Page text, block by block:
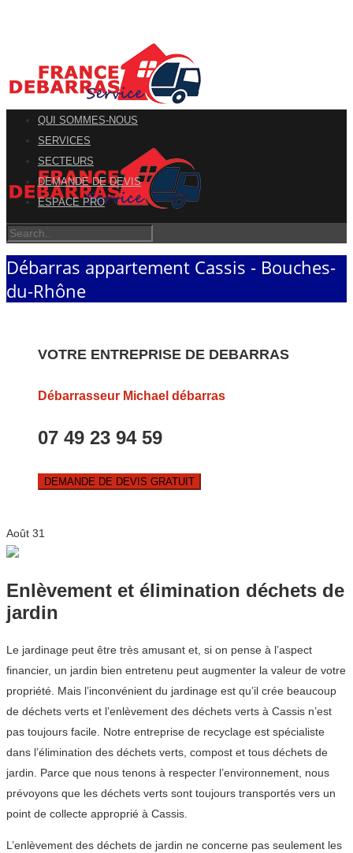
QUI SOMMES-NOUS
SERVICES
SECTEURS
DEMANDE DE DEVIS
ESPACE PRO
Débarras appartement Cassis - Bouches-
du-Rhône
VOTRE ENTREPRISE DE DEBARRAS
Débarrasseur Michael débarras
07 49 23 94 59
DEMANDE DE DEVIS GRATUIT
Août 31
Enlèvement et élimination déchets de
jardin
Le jardinage peut être très amusant et, si on pense à l’aspect
financier, un jardin bien entretenu peut augmenter la valeur de votre
propriété. Mais l’inconvénient du jardinage est qu’il crée beaucoup
de déchets verts et l’enlèvement des déchets verts à Cassis n’est
pas toujours facile. Notre entreprise de recyclage est spécialiste
dans l’élimination des déchets verts, compost et tous déchets de
jardin. Parce que nous tenons à respecter l’environnement, nous
prévoyons que les déchets verts sont toujours transportés vers un
point de collecte approprié à Cassis.
L’enlèvement des déchets de jardin ne concerne pas seulement les